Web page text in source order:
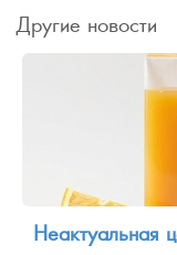
Другие новости
Неактуальная